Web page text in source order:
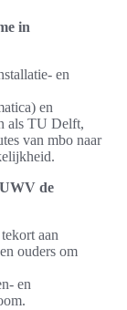
in
en
en
als TU Delft,
van mbo naar
de
aan
ouders om
en